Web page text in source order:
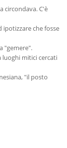
circondava. C'è
che fosse
"gemere".
luoghi mitici cercati
"il posto